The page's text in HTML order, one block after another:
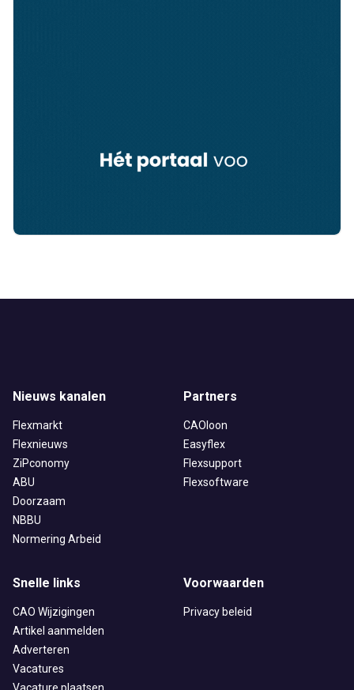
Nieuws kanalen
Flexmarkt
Flexnieuws
ZiPconomy
ABU
Doorzaam
NBBU
Normering Arbeid
Partners
CAOloon
Easyflex
Flexsupport
Flexsoftware
Snelle links
CAO Wijzigingen
Artikel aanmelden
Adverteren
Vacatures
Voorwaarden
Privacy beleid